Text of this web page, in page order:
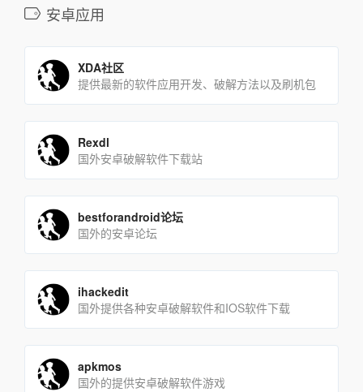
安卓应用
XDA社区
提供最新的软件应用开发、破解方法以及刷机包
Rexdl
国外安卓破解软件下载站
bestforandroid论坛
国外的安卓论坛
ihackedit
国外提供各种安卓破解软件和IOS软件下载
apkmos
国外的提供安卓破解软件游戏